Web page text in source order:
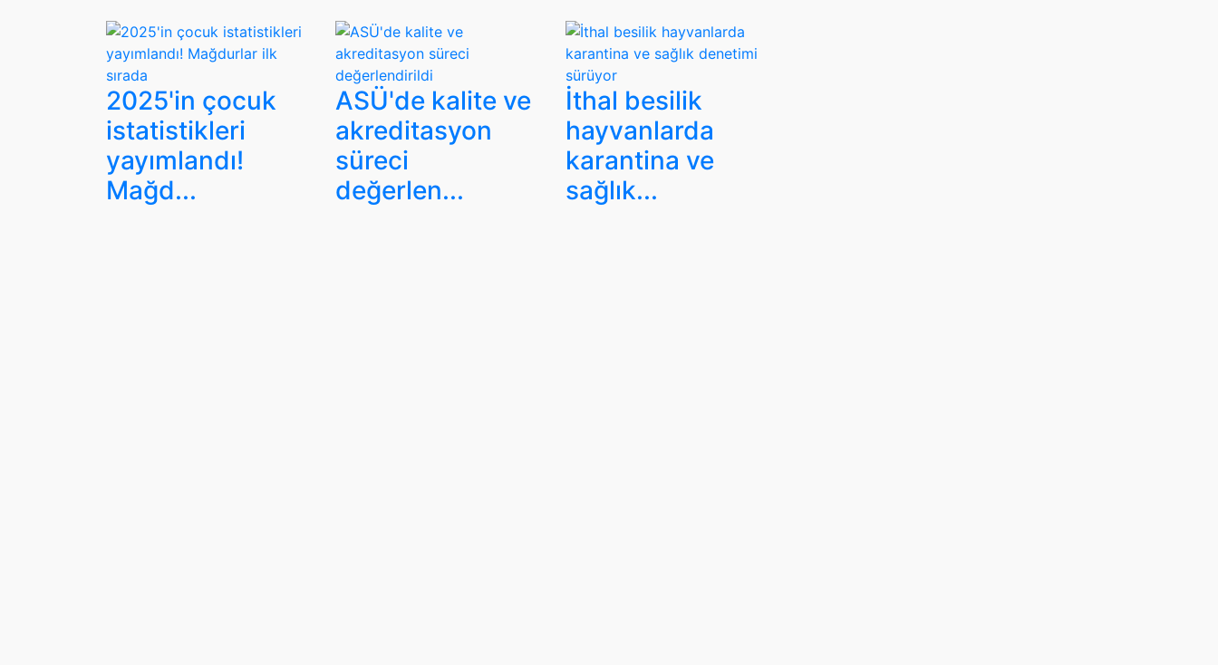
2025'in çocuk
istatistikleri
yayımlandı!
Mağd...
ASÜ'de kalite ve
akreditasyon
süreci
değerlen...
İthal besilik
hayvanlarda
karantina ve
sağlık...